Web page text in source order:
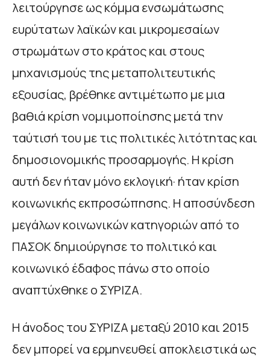
λειτούργησε ως κόμμα ενσωμάτωσης
ευρύτατων λαϊκών και μικρομεσαίων
στρωμάτων στο κράτος και στους
μηχανισμούς της μεταπολιτευτικής
εξουσίας, βρέθηκε αντιμέτωπο με μια
βαθιά κρίση νομιμοποίησης μετά την
ταύτισή του με τις πολιτικές λιτότητας και
δημοσιονομικής προσαρμογής. Η κρίση
αυτή δεν ήταν μόνο εκλογική· ήταν κρίση
κοινωνικής εκπροσώπησης. Η αποσύνδεση
μεγάλων κοινωνικών κατηγοριών από το
ΠΑΣΟΚ δημιούργησε το πολιτικό και
κοινωνικό έδαφος πάνω στο οποίο
αναπτύχθηκε ο ΣΥΡΙΖΑ.
Η άνοδος του ΣΥΡΙΖΑ μεταξύ 2010 και 2015
δεν μπορεί να ερμηνευθεί αποκλειστικά ως